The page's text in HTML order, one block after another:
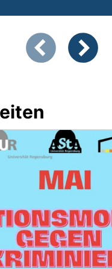
Zeigt Folie 1 von 5